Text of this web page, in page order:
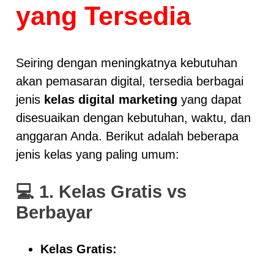
yang Tersedia
Seiring dengan meningkatnya kebutuhan
akan pemasaran digital, tersedia berbagai
jenis kelas digital marketing yang dapat
disesuaikan dengan kebutuhan, waktu, dan
anggaran Anda. Berikut adalah beberapa
jenis kelas yang paling umum:
💻 1. Kelas Gratis vs
Berbayar
Kelas Gratis: